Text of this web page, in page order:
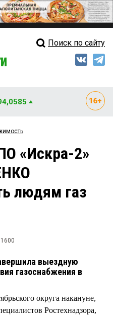
Свежий выпуск
Мнения
Рейтинги
Блоги
Архив
Поиск по сайту
«Искра-2»
людям газ
1600
выездную
газоснабжения в
округа накануне,
Ростехнадзора,